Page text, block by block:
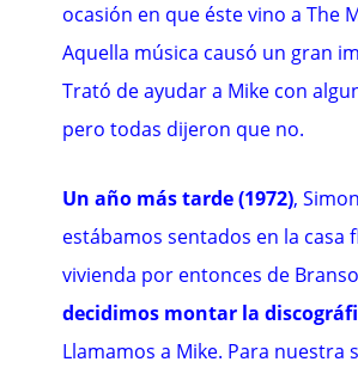
ocasión en que éste vino a The
Aquella música causó un gran
Trató de ayudar a Mike con
pero todas dijeron que no.
Un año más tarde (1972),
estábamos sentados en la casa
vivienda por entonces de
decidimos montar la
Llamamos a Mike. Para nuestra